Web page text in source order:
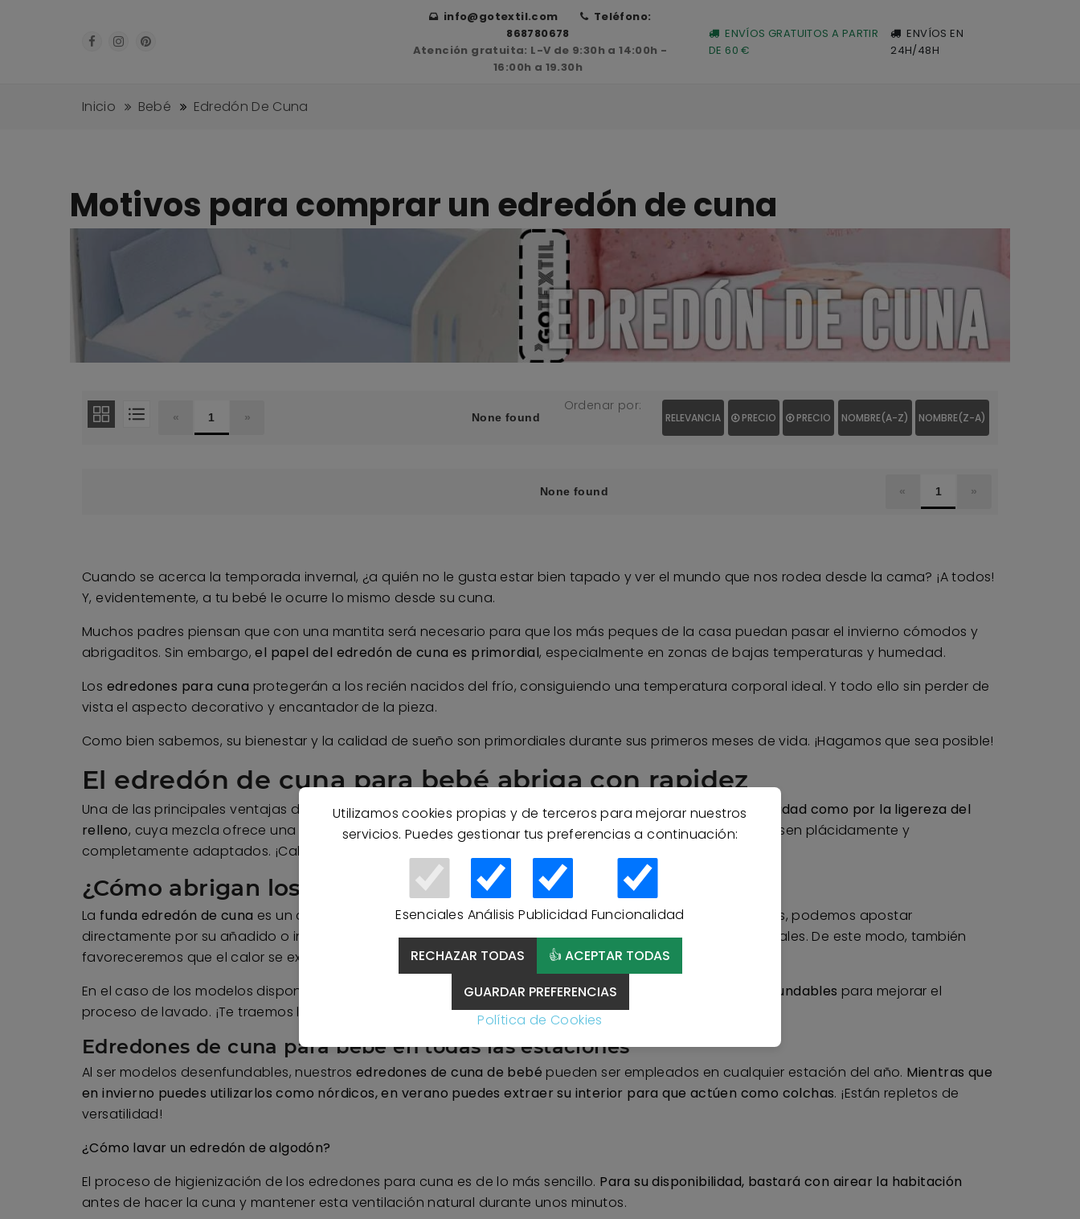
Utilizamos cookies propias y de terceros para mejorar nuestros
servicios. Puedes gestionar tus preferencias a continuación:
Esenciales Análisis Publicidad Funcionalidad
RECHAZAR TODAS
👍 ACEPTAR TODAS
GUARDAR PREFERENCIAS
Política de Cookies
info@gotextil.com
Teléfono:
868780678
Atención gratuita: L-V de 9:30h a 14:00h -
16:00h a 19.30h
ENVÍOS GRATUITOS A PARTIR
DE 60 €
ENVÍOS EN
24H/48H
Inicio Bebé Edredón De Cuna
Motivos para comprar un edredón de cuna
« 1 » None found
Ordenar por:
RELEVANCIA PRECIO PRECIO NOMBRE(A-Z) NOMBRE(Z-A)
None found « 1 »
Cuando se acerca la temporada invernal, ¿a quién no le gusta estar bien tapado y ver el mundo que nos rodea desde la cama? ¡A todos!
Y, evidentemente, a tu bebé le ocurre lo mismo desde su cuna.
Muchos padres piensan que con una mantita será necesario para que los más peques de la casa puedan pasar el invierno cómodos y
abrigaditos. Sin embargo,el papel del edredón de cuna es primordial, especialmente en zonas de bajas temperaturas y humedad.
Los edredones para cuna protegerán a los recién nacidos del frío, consiguiendo una temperatura corporal ideal. Y todo ello sin perder de
vista el aspecto decorativo y encantador de la pieza.
Como bien sabemos, su bienestar y la calidad de sueño son primordiales durante sus primeros meses de vida. ¡Hagamos que sea posible!
El edredón de cuna para bebé abriga con rapidez
Una de las principales ventajas del edredón para cunaestá relacionada con elconfort, tanto por su suavidad como por la ligereza del
relleno, cuya mezcla ofrece una calidez corporal rapidísima para que los más peques de la casa descansen plácidamente y
completamente adaptados. ¡Calor sin agobios!
¿Cómo abrigan los edredones para cuna?
La funda edredón de cuna es un aislante maravilloso en las noches más frías del año. Para los más peques, podemos apostar
directamente por su añadido o incluir sábanas de algodón 100% para proteger su piel del frío y los materiales. De este modo, también
favoreceremos que el calor se extienda de manera uniforme y evitando aumentar el peso.
En el caso de los modelos disponibles en la web también estánelaborados en algodón 100% y son desenfundables para mejorar el
proceso de lavado. ¡Te traemos los mejores diseños y materiales!
Edredones de cuna para bebé en todas las estaciones
Al ser modelos desenfundables, nuestros edredones de cuna de bebé pueden ser empleados en cualquier estación del año. Mientras que
en invierno puedes utilizarlos como nórdicos, en verano puedes extraer su interior para que actúen como colchas. ¡Están repletos de
versatilidad!
¿Cómo lavar un edredón de algodón?
El proceso de higienización de los edredones para cuna es de lo más sencillo. Para su disponibilidad, bastará con airear la habitación
antes de hacer la cuna y mantener esta ventilación natural durante unos minutos.